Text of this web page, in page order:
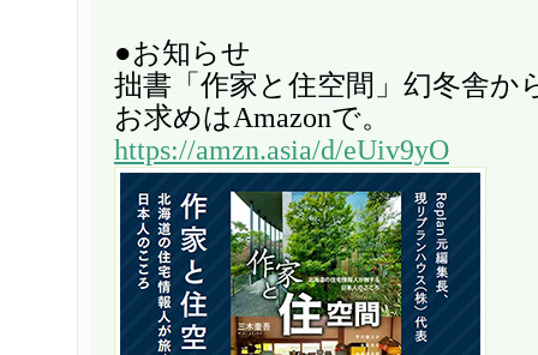
●お知らせ
拙書「作家と住空間」幻冬舎か
お求めはAmazonで。
https://amzn.asia/d/eUiv9yO